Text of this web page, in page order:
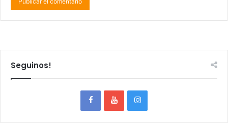
Seguinos!